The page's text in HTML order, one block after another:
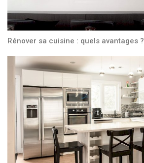
Rénover sa cuisine : quels avantages ?